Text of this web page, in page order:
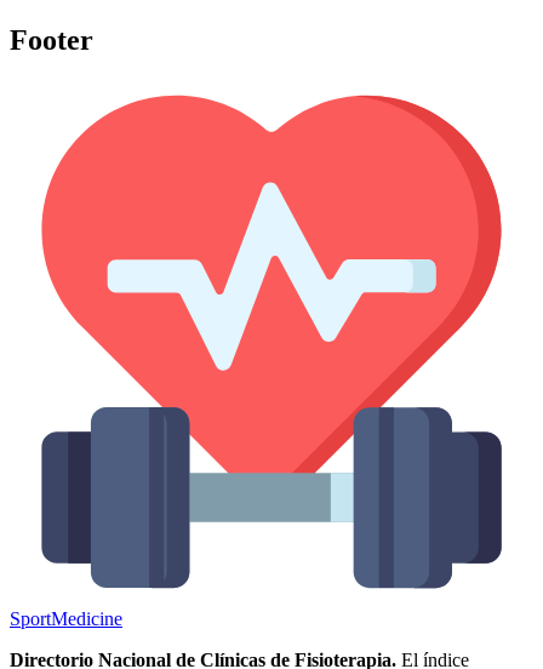
Footer
SportMedicine
Directorio Nacional de Clínicas de Fisioterapia. El índice